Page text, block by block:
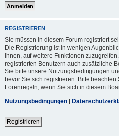
REGISTRIEREN
Sie müssen in diesem Forum registriert
Die Registrierung ist in wenigen
Ihnen, auf weitere Funktionen
registrierten Benutzern auch zusätzliche
Sie bitte unsere Nutzungsbedingungen
bevor Sie sich registrieren. Bitte beachten
Forenregeln, wenn Sie sich in diesem
Nutzungsbedingungen |
Registrieren